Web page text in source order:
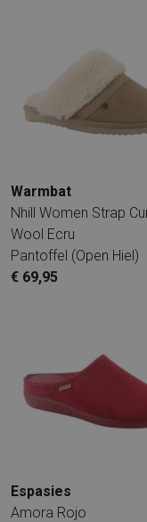
Warmbat
Nhill Women Strap
Wool Ecru
Pantoffel (open Hiel)
€ 69,95
Espasies
Amora Rojo